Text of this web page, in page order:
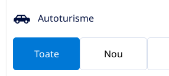
Autoturisme
Toate Nou